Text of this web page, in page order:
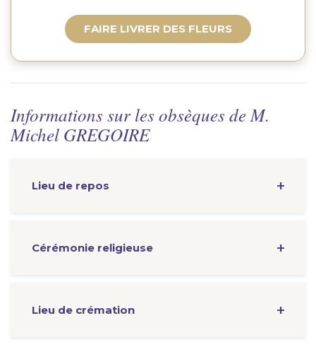
FAIRE LIVRER DES FLEURS
Informations sur les obsèques de M.
Michel GREGOIRE
Lieu de repos
Cérémonie religieuse
Lieu de crémation